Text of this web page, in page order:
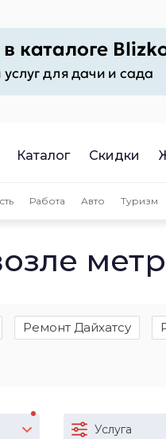
Каталог Скидки
Работа Авто Туризм
Ремонт Дайхатсу
Услуга